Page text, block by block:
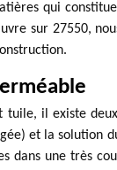
qui
sur 27550,
il existe
et la solution
dans une très